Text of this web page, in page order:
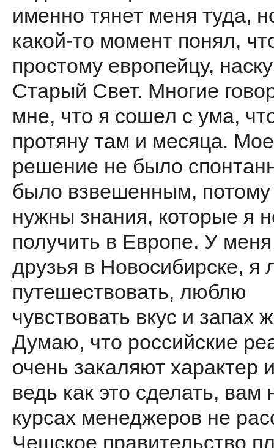
именно тянет меня туда,
какой-то момент понял,
простому европейцу,
Старый Свет. Многие
мне, что я сошел с ума,
протяну там и месяца. Мое
решение не было
было взвешенным,
нужны знания, которые я
получить в Европе. У
друзья в Новосибирске, я
путешествовать, люблю
чувствовать вкус и запах
Думаю, что российские
очень закаляют характер
ведь как это сделать, вам
курсах менеджеров не
Чешское правительство